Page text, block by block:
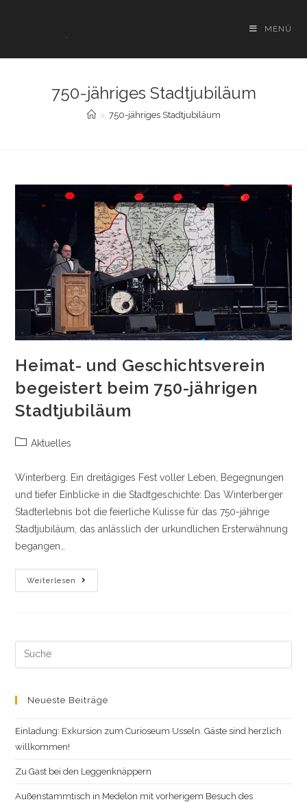
MENÜ
750-jähriges Stadtjubiläum
> 750-jähriges Stadtjubiläum
Heimat- und Geschichtsverein
begeistert beim 750-jährigen
Stadtjubiläum
Beitrags-
Aktuelles
Winterberg. Ein dreitägiges Fest voller Leben, Begegnungen
und tiefer Einblicke in die Stadtgeschichte: Das Winterberger
Stadterlebnis bot die feierliche Kulisse für das 750-jährige
Stadtjubiläum, das anlässlich der urkundlichen Ersterwähnung
begangen…
Weiterlesen
Heimat-
Und
Search
this
Neueste Beiträge
Einladung: Exkursion zum Curioseum Usseln. Gäste sind herzlich
willkommen!
Zu Gast bei den Leggenknäppern
Außenstammtisch in Medelon mit vorherigem Besuch des